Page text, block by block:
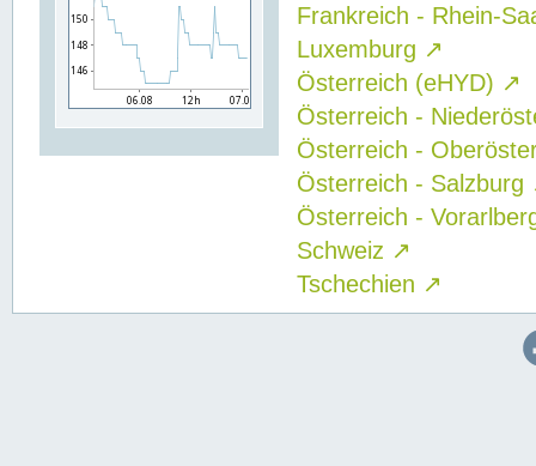
Frankreich - Rhein-
Luxemburg ↗
Österreich (eHYD) ↗
Österreich -
Österreich -
Österreich - Salzburg
Österreich -
Schweiz ↗
Tschechien ↗